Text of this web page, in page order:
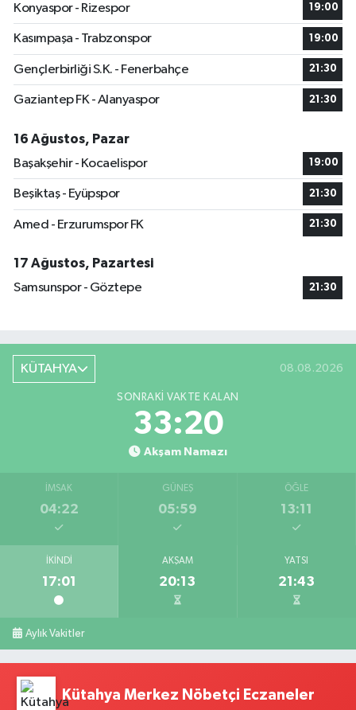
Konyaspor - Rizespor
19:00
Kasımpaşa - Trabzonspor 19:00
Gençlerbirliği S.K. - Fenerbahçe 21:30
Gaziantep FK - Alanyaspor 21:30
16 Ağustos, Pazar
Başakşehir - Kocaelispor
19:00
Beşiktaş - Eyüpspor 21:30
Amed - Erzurumspor FK 21:30
17 Ağustos, Pazartesi
Samsunspor - Göztepe
21:30
KÜTAHYA 08.08.2026
SONRAKI VAKTE KALAN
33:20
Akşam Namazı
İMSAK
04:22
GÜNEŞ
05:59
ÖĞLE
13:11
İKINDI
17:01
AKŞAM
20:13
YATSI
21:43
Aylık Vakitler
Kütahya Merkez Nöbetçi Eczaneler